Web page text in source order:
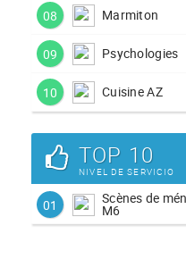
08 Marmiton
09 Psychologies
10 Cuisine AZ
TOP 10
NIVEL DE SERVICIO
01 Scènes de
M6